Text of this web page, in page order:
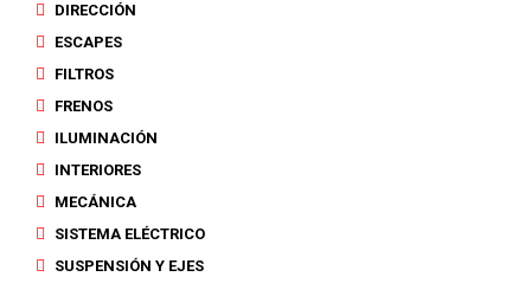
DIRECCIÓN
ESCAPES
FILTROS
FRENOS
ILUMINACIÓN
INTERIORES
MECÁNICA
SISTEMA ELÉCTRICO
SUSPENSIÓN Y EJES